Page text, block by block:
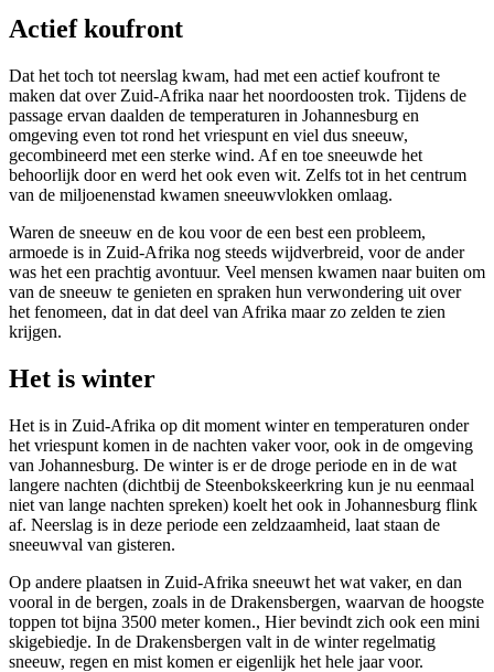
Actief koufront
Dat het toch tot neerslag kwam, had met een actief koufront te
maken dat over Zuid-Afrika naar het noordoosten trok. Tijdens de
passage ervan daalden de temperaturen in Johannesburg en
omgeving even tot rond het vriespunt en viel dus sneeuw,
gecombineerd met een sterke wind. Af en toe sneeuwde het
behoorlijk door en werd het ook even wit. Zelfs tot in het centrum
van de miljoenenstad kwamen sneeuwvlokken omlaag.
Waren de sneeuw en de kou voor de een best een probleem,
armoede is in Zuid-Afrika nog steeds wijdverbreid, voor de ander
was het een prachtig avontuur. Veel mensen kwamen naar buiten om
van de sneeuw te genieten en spraken hun verwondering uit over
het fenomeen, dat in dat deel van Afrika maar zo zelden te zien
krijgen.
Het is winter
Het is in Zuid-Afrika op dit moment winter en temperaturen onder
het vriespunt komen in de nachten vaker voor, ook in de omgeving
van Johannesburg. De winter is er de droge periode en in de wat
langere nachten (dichtbij de Steenbokskeerkring kun je nu eenmaal
niet van lange nachten spreken) koelt het ook in Johannesburg flink
af. Neerslag is in deze periode een zeldzaamheid, laat staan de
sneeuwval van gisteren.
Op andere plaatsen in Zuid-Afrika sneeuwt het wat vaker, en dan
vooral in de bergen, zoals in de Drakensbergen, waarvan de hoogste
toppen tot bijna 3500 meter komen., Hier bevindt zich ook een mini
skigebiedje. In de Drakensbergen valt in de winter regelmatig
sneeuw, regen en mist komen er eigenlijk het hele jaar voor.